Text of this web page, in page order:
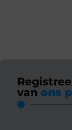
van ons